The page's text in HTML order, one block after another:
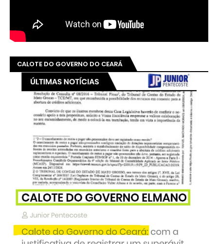
CALOTE DO GOVERNO DO CEARÁ